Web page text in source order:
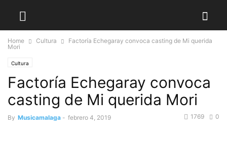
Home Cultura
Factoría Echegaray convoca casting de Mi querida
Mori
Cultura
Factoría Echegaray convoca
casting de Mi querida Mori
By Musicamalaga - febrero 4, 2019 0
1769